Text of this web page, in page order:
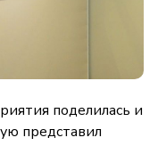
поделилась и
представил